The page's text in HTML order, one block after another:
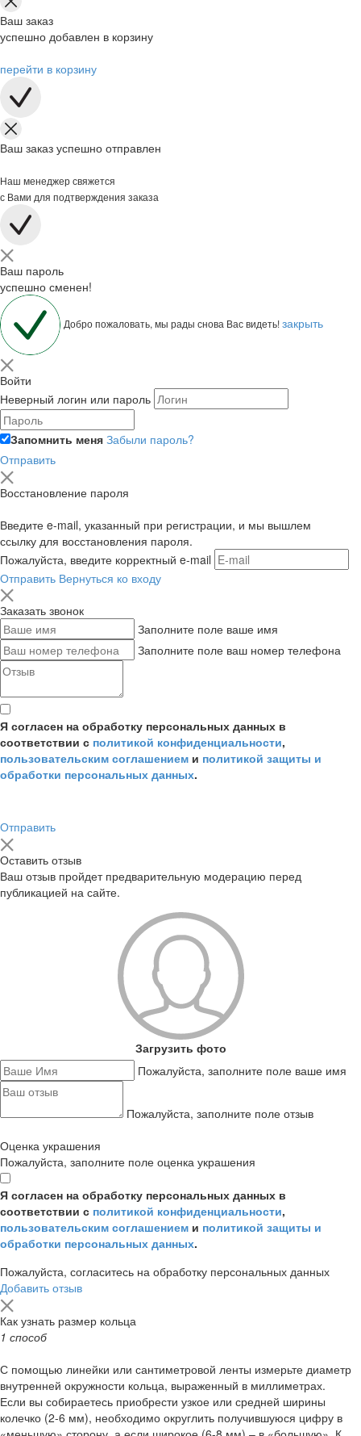
Ваш заказ
успешно добавлен в корзину
перейти в корзину
Ваш заказ успешно отправлен
Наш менеджер свяжется
с Вами для подтверждения заказа
Ваш пароль
успешно сменен!
Добро пожаловать, мы рады снова Вас видеть!закрыть
Войти
Неверный логин или пароль
Запомнить меня Забыли пароль?
Отправить
Восстановление пароля
Введите e-mail, указанный при регистрации, и мы вышлем
ссылку для восстановления пароля.
Пожалуйста, введите корректный e-mail
Отправить Вернуться ко входу
Заказать звонок
Заполните поле ваше имя
Заполните поле ваш номер телефона
Я согласен на обработку персональных данных в
соответствии с политикой конфиденциальности,
пользовательским соглашением и политикой защиты и
обработки персональных данных.
Отправить
Оставить отзыв
Ваш отзыв пройдет предварительную модерацию перед
публикацией на сайте.
Загрузить фото
Пожалуйста, заполните поле ваше имя
Пожалуйста, заполните поле отзыв
Оценка украшения
Пожалуйста, заполните поле оценка украшения
Я согласен на обработку персональных данных в
соответствии с политикой конфиденциальности,
пользовательским соглашением и политикой защиты и
обработки персональных данных.
Пожалуйста, согласитесь на обработку персональных данных
Добавить отзыв
Как узнать размер кольца
1 способ
С помощью линейки или сантиметровой ленты измерьте диаметр
внутренней окружности кольца, выраженный в миллиметрах.
Если вы собираетесь приобрести узкое или средней ширины
колечко (2-6 мм), необходимо округлить получившуюся цифру в